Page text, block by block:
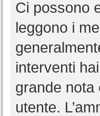
Ci possono
leggono i
interventi
grande nota
utente.